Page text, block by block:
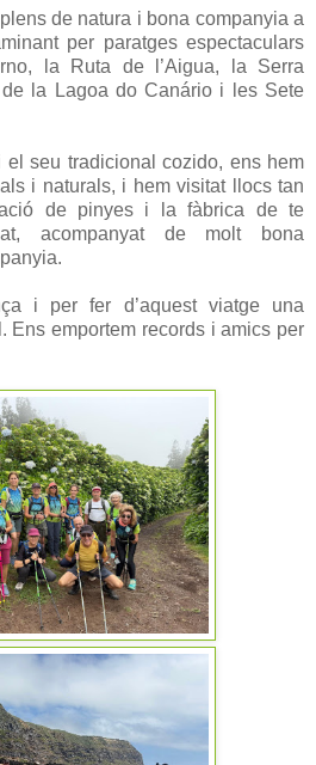
de natura i bona companyia a
per paratges espectaculars
la Ruta de l’Aigua, la Serra
la Lagoa do Canário i les Sete
el seu tradicional cozido, ens hem
i naturals, i hem visitat llocs tan
de pinyes i la fàbrica de te
acompanyat de molt bona
i per fer d’aquest viatge una
Ens emportem records i amics per